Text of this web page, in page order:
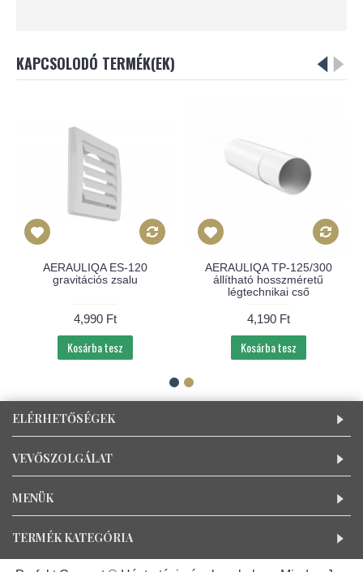
KAPCSOLODÓ TERMÉK(EK)
AERAULIQA ES-120
gravitációs zsalu
4,990 Ft
Kosárba tesz
AERAULIQA TP-125/300
állítható hosszméretű
légtechnikai cső
4,190 Ft
Kosárba tesz
ELÉRHETŐSÉGEK
VEVŐSZOLGÁLAT
MENÜK
TERMÉK KATEGÓRIA